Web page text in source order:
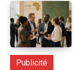
Publicité